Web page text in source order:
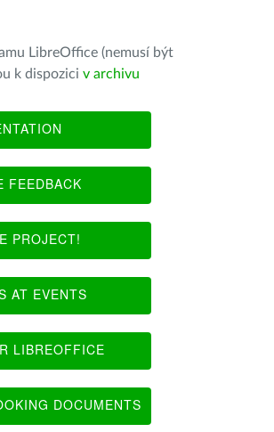
LibreOffice (nemusí být
k dispozici v archivu
FEEDBACK
PROJECT!
AT EVENTS
LIBREOFFICE
DOCUMENTS